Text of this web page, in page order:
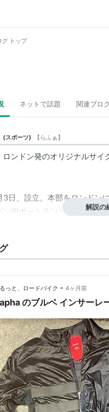
グ トップ
ネットで話題 関連ブロ
(スポーツ) 【 らふぁ】
ロンドン発のオリジナルサイ
日、設立。本部をロンドン
ン州ポートランドに置く。
イギリスのデザイナーであ
て
京都原宿に第一店舗を出店
ン。
ェアやアクセサリなどの販
サイクリングレースイベン
ている。
〒530-0002 大阪府大阪市北
解説の
っと、ロードバイク • 4ヶ月前
のブルベ インサーレ